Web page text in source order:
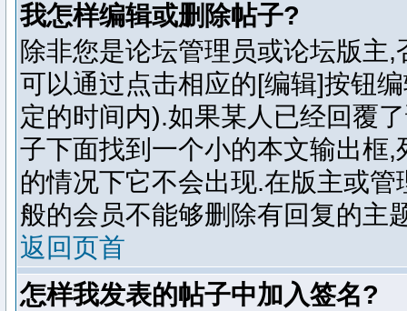
我怎样编辑或删除帖子?
除非您是论坛管理员或论坛版主
可以通过点击相应的[编辑]按钮
定的时间内).如果某人已经回覆
子下面找到一个小的本文输出框
的情况下它不会出现.在版主或
般的会员不能够删除有回复的主
返回页首
怎样我发表的帖子中加入签名?